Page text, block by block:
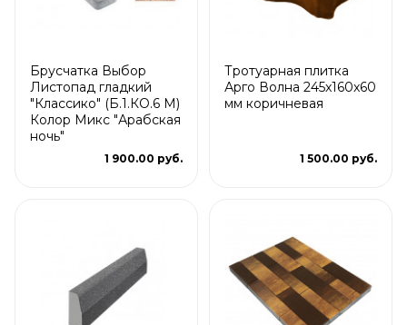
Брусчатка Выбор
Листопад гладкий
"Классико" (Б.1.КО.6 М)
Колор Микс "Арабская
ночь"
1 900.00 руб.
Тротуарная плитка
Арго Волна 245x160x60
мм коричневая
1 500.00 руб.